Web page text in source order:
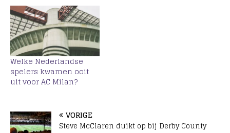
Welke Nederlandse
spelers kwamen ooit
uit voor AC Milan?
VORIGE
Steve McClaren duikt op bij Derby County